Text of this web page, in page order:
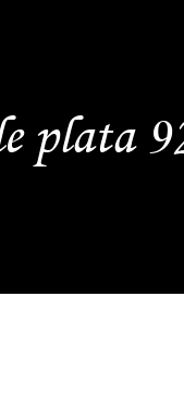
plata